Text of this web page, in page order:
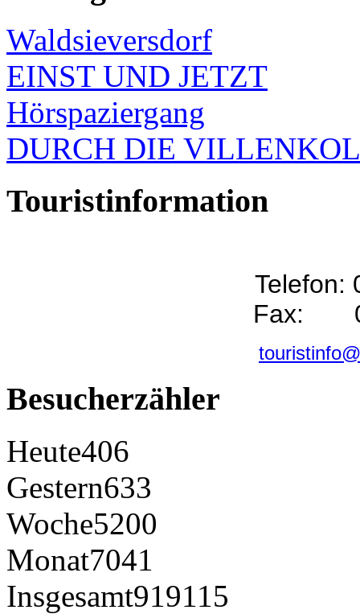
Waldsieversdorf
EINST UND JETZT
Hörspaziergang
DURCH DIE
Touristinformation
Telefon:
Fax:
Besucherzähler
Heute406
Gestern633
Woche5200
Monat7041
Insgesamt919115